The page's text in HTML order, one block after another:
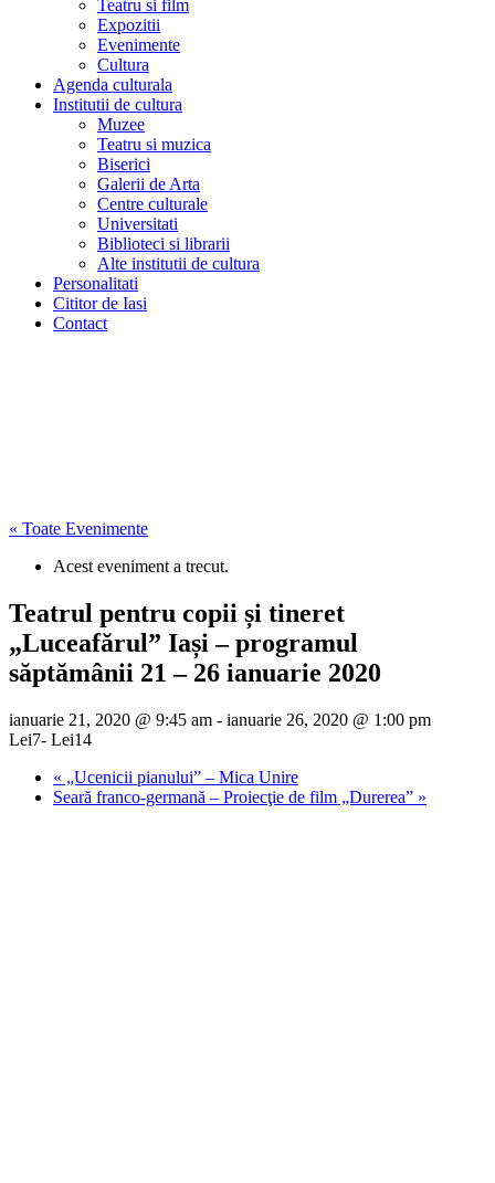
Teatru si film
Expozitii
Evenimente
Cultura
Agenda culturala
Institutii de cultura
Muzee
Teatru si muzica
Biserici
Galerii de Arta
Centre culturale
Universitati
Biblioteci si librarii
Alte institutii de cultura
Personalitati
Cititor de Iasi
Contact
« Toate Evenimente
Acest eveniment a trecut.
Teatrul pentru copii și tineret
„Luceafărul” Iași – programul
săptămânii 21 – 26 ianuarie 2020
ianuarie 21, 2020 @ 9:45 am - ianuarie 26, 2020 @ 1:00 pm
Lei7- Lei14
« „Ucenicii pianului” – Mica Unire
Seară franco-germană – Proiecţie de film „Durerea” »